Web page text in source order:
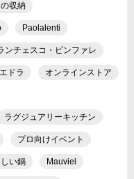
収納
Paolalenti
ンチェスコ・ビンファレ
エドラ オンラインストア
ラグジュアリーキッチン
プロ向けイベント
い鍋 Mauviel